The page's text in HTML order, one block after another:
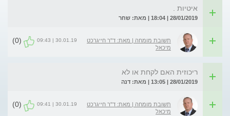
איטיות .
28/01/2019 | 18:04 | מאת: שחר
תשובת מומחה | מאת: ד"ר חייגרכט
מיכאל
30.01.19 | 09:43
(0)
ריכוזית האם לקחת או לא
28/01/2019 | 13:05 | מאת: דנה
תשובת מומחה | מאת: ד"ר חייגרכט
מיכאל
30.01.19 | 09:41
(0)